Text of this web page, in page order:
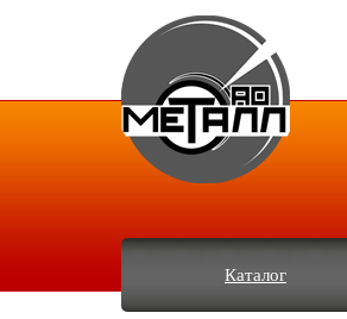
Каталог